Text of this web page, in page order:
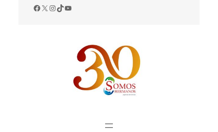
Facebook
X Instagram
TikTok
YouTube